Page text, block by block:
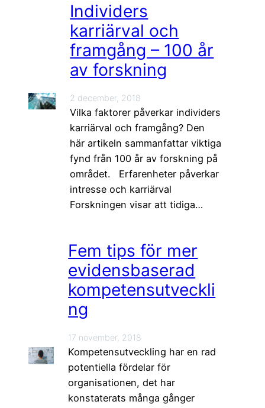
Individers
karriärval och
framgång – 100 år
av forskning
2 december, 2018
Vilka faktorer påverkar individers
karriärval och framgång? Den
här artikeln sammanfattar viktiga
fynd från 100 år av forskning på
området. Erfarenheter påverkar
intresse och karriärval
Forskningen visar att tidiga…
Fem tips för mer
evidensbaserad
kompetensutveckli
ng
17 november, 2018
Kompetensutveckling har en rad
potentiella fördelar för
organisationen, det har
konstaterats många gånger